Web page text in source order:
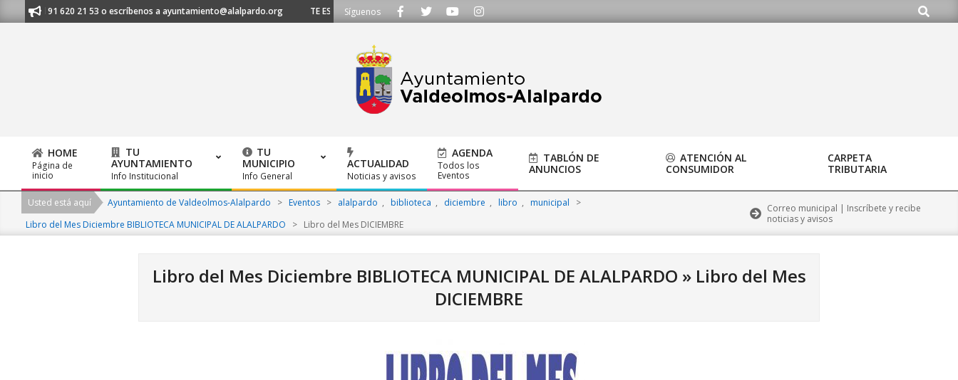
to
al 91 620 21 53 o escríbenos a ayuntamiento@alalpardo.org TE ESCUCHAMOS - Llámanos al 91 620 21 53 o escríbenos a ayuntamiento@alalpardo.org
Síguenos Buscar
Primary
Navigation
Menu
HOME
Página de
inicio
TU
AYUNTAMIENTO
Info Institucional
TU
MUNICIPIO
Info General
ACTUALIDAD
Noticias y avisos
AGENDA
Todos los
Eventos
TABLÓN DE
ANUNCIOS
ATENCIÓN AL
CONSUMIDOR
CARPETA
TRIBUTARIA
Usted está aquí Ayuntamiento de Valdeolmos-Alalpardo > Eventos > alalpardo , biblioteca , diciembre , libro , municipal
>
Libro del Mes Diciembre BIBLIOTECA MUNICIPAL DE ALALPARDO
> Libro del Mes DICIEMBRE
Correo municipal | Inscríbete y recibe
noticias y avisos
Libro del Mes Diciembre BIBLIOTECA MUNICIPAL DE ALALPARDO » Libro del Mes
DICIEMBRE